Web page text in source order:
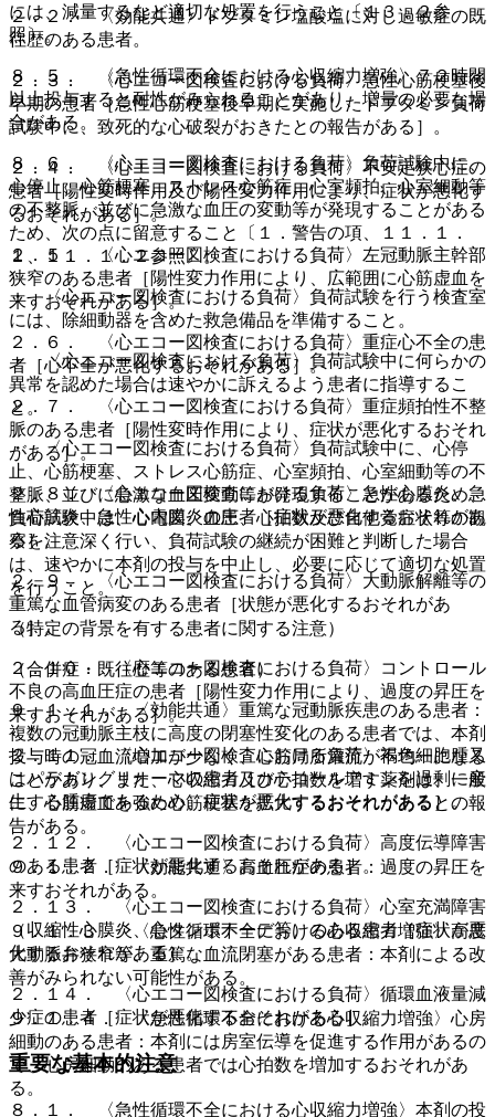
には、減量するなど適切な処置を行うこと〔１３．２参
照〕。
８．５． 〈急性循環不全における心収縮力増強〉７２時間
以上投与すると耐性がみられることがあり、増量の必要な場
合がある。
８．６． 〈心エコー図検査における負荷〉負荷試験中に、
心停止、心筋梗塞、ストレス心筋症、心室頻拍、心室細動等
の不整脈、並びに急激な血圧の変動等が発現することがある
ため、次の点に留意すること〔１．警告の項、１１．１．
１、１１．１．２参照〕。
・ 〈心エコー図検査における負荷〉負荷試験を行う検査室
には、除細動器を含めた救急備品を準備すること。
・ 〈心エコー図検査における負荷〉負荷試験中に何らかの
異常を認めた場合は速やかに訴えるよう患者に指導するこ
と。
・ 〈心エコー図検査における負荷〉負荷試験中に、心停
止、心筋梗塞、ストレス心筋症、心室頻拍、心室細動等の不
整脈、並びに急激な血圧変動等が発現することがあるため、
負荷試験中は、心電図、血圧、心拍数及び自他覚症状等の観
察を注意深く行い、負荷試験の継続が困難と判断した場合
は、速やかに本剤の投与を中止し、必要に応じて適切な処置
を行うこと。
（特定の背景を有する患者に関する注意）
（合併症・既往歴等のある患者）
９．１．１． 〈効能共通〉重篤な冠動脈疾患のある患者：
複数の冠動脈主枝に高度の閉塞性変化のある患者では、本剤
投与時の冠血流増加が少なく、心筋局所灌流が不均一になる
ことがあり、また、心収縮力及び心拍数を増す薬剤は、一般
に、心筋虚血を強め心筋梗塞を拡大するおそれがあるとの報
告がある。
９．１．２． 〈効能共通〉高血圧症の患者：過度の昇圧を
来すおそれがある。
９．１．３． 〈急性循環不全における心収縮力増強〉高度
大動脈弁狭窄等、重篤な血流閉塞がある患者：本剤による改
善がみられない可能性がある。
９．１．４． 〈急性循環不全における心収縮力増強〉心房
細動のある患者：本剤には房室伝導を促進する作用があるの
で、心房細動のある患者では心拍数を増加するおそれがあ
る。
２．２． 〈効能共通〉ドブタミン塩酸塩に対し過敏症の既
往歴のある患者。
２．３． 〈心エコー図検査における負荷〉急性心筋梗塞後
早期の患者［急性心筋梗塞後早期に実施したドブタミン負荷
試験中に、致死的な心破裂がおきたとの報告がある］。
２．４． 〈心エコー図検査における負荷〉不安定狭心症の
患者［陽性変時作用及び陽性変力作用により、症状が悪化す
るおそれがある］。
２．５． 〈心エコー図検査における負荷〉左冠動脈主幹部
狭窄のある患者［陽性変力作用により、広範囲に心筋虚血を
来すおそれがある］。
２．６． 〈心エコー図検査における負荷〉重症心不全の患
者［心不全が悪化するおそれがある］。
２．７． 〈心エコー図検査における負荷〉重症頻拍性不整
脈のある患者［陽性変時作用により、症状が悪化するおそれ
がある］。
２．８． 〈心エコー図検査における負荷〉急性心膜炎、急
性心筋炎、急性心内膜炎の患者［症状が悪化するおそれがあ
る］。
２．９． 〈心エコー図検査における負荷〉大動脈解離等の
重篤な血管病変のある患者［状態が悪化するおそれがあ
る］。
２．１０． 〈心エコー図検査における負荷〉コントロール
不良の高血圧症の患者［陽性変力作用により、過度の昇圧を
来すおそれがある］。
２．１１． 〈心エコー図検査における負荷〉褐色細胞腫又
はパラガングリオーマの患者［カテコールアミンを過剰に産
生する腫瘍であるため、症状が悪化するおそれがある］。
２．１２． 〈心エコー図検査における負荷〉高度伝導障害
のある患者［症状が悪化するおそれがある］。
２．１３． 〈心エコー図検査における負荷〉心室充満障害
（収縮性心膜炎、心タンポナーデ等）のある患者［症状が悪
化するおそれがある］。
２．１４． 〈心エコー図検査における負荷〉循環血液量減
少症の患者［症状が悪化するおそれがある］。
重要な基本的注意
８．１． 〈急性循環不全における心収縮力増強〉本剤の投